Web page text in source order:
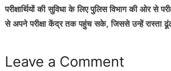
परीक्षार्थियों की सुविधा के लिए पुलिस विभाग की ओर से
से अपने परीक्षा केंद्र तक पहुंच सके, जिससे उन्हें रास्ता
Leave a Comment